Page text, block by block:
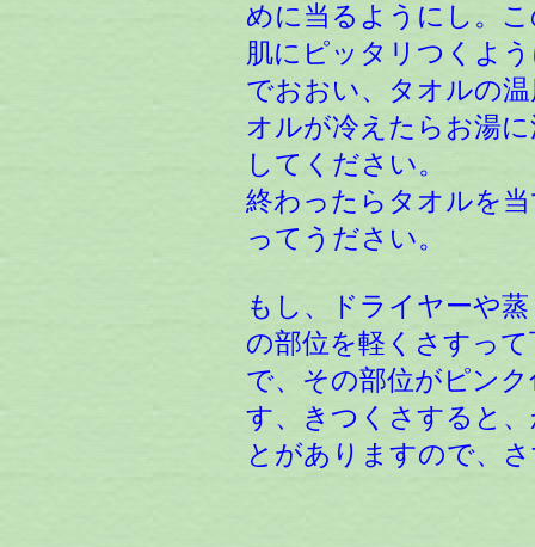
めに当るようにし。
肌にピッタリつくよ
でおおい、タオルの
オルが冷えたらお湯
してください。
終わったらタオルを
ってうださい。
もし、ドライヤーや
の部位を軽くさすっ
で、その部位がピン
す、きつくさすると
とがありますので、